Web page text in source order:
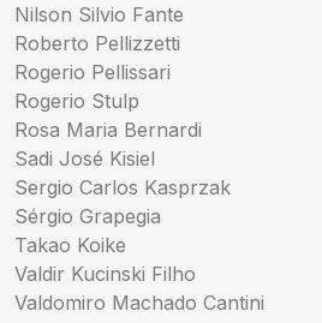
Nilson Silvio Fante
Roberto Pellizzetti
Rogerio Pellissari
Rogerio Stulp
Rosa Maria Bernardi
Sadi José Kisiel
Sergio Carlos Kasprzak
Sérgio Grapegia
Takao Koike
Valdir Kucinski Filho
Valdomiro Machado Cantini